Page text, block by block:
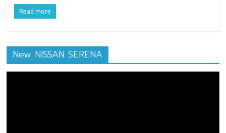
Read more
New NISSAN SERENA